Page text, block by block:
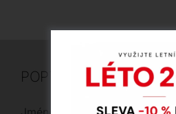
POPTÁVKA